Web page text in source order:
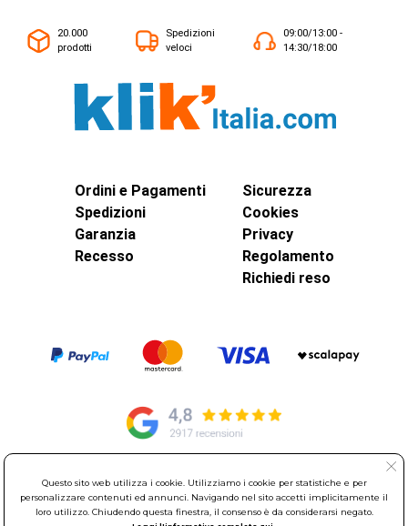
20.000
prodotti
Spedizioni
veloci
09:00/13:00 -
14:30/18:00
Ordini e Pagamenti
Spedizioni
Garanzia
Recesso
Sicurezza
Cookies
Privacy
Regolamento
Richiedi reso
© Elettroservice Spa - Sede Legale: Via Leonardo da Vinci, 40 -
00015 Monterotondo Scalo (RM)
Questo sito web utilizza i cookie. Utilizziamo i cookie per statistiche e per
personalizzare contenuti ed annunci. Navigando nel sito accetti implicitamente il
loro utilizzo. Chiudendo questa finestra, il consenso è da considerarsi negato.